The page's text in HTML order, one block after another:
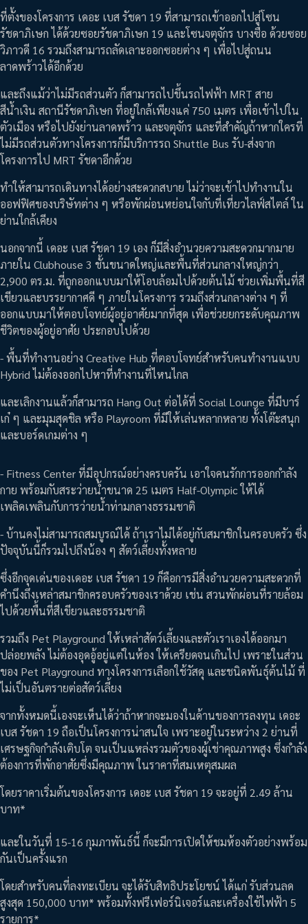
ที่ตั้งของโครงการ เดอะ เบส รัชดา 19 ที่สามารถเข้าออกไปสู่โซน
รัชดาภิเษก ได้ด้วยซอยรัชดาภิเษก 19 และโซนจตุจักร บางซื่อ ด้วยซอย
วิภาวดี 16 รวมถึงสามารถลัดเลาะออกซอยต่าง ๆ เพื่อไปสู่ถนน
ลาดพร้าวได้อีกด้วย
และถึงแม้ว่าไม่มีรถส่วนตัว ก็สามารถไปขึ้นรถไฟฟ้า MRT สาย
สีน้ำเงิน สถานีรัชดาภิเษก ที่อยู่ใกล้เพียงแค่ 750 เมตร เพื่อเข้าไปใน
ตัวเมือง หรือไปยังย่านลาดพร้าว และจตุจักร และที่สำคัญถ้าหากใครที่
ไม่มีรถส่วนตัวทางโครงการก็มีบริการรถ Shuttle Bus รับ-ส่งจาก
โครงการไป MRT รัชดาอีกด้วย
ทำให้สามารถเดินทางได้อย่างสะดวกสบาย ไม่ว่าจะเข้าไปทำงานใน
ออฟฟิศของบริษัทต่าง ๆ หรือพักผ่อนหย่อนใจกับที่เที่ยวไลฟ์สไตล์ ใน
ย่านใกล้เคียง
นอกจากนี้ เดอะ เบส รัชดา 19 เอง ก็มีสิ่งอำนวยความสะดวกมากมาย
ภายใน Clubhouse 3 ชั้นขนาดใหญ่และพื้นที่ส่วนกลางใหญ่กว่า
2,900 ตร.ม. ที่ถูกออกแบบมาให้โอบล้อมไปด้วยต้นไม้ ช่วยเพิ่มพื้นที่สี
เขียวและบรรยากาศดี ๆ ภายในโครงการ รวมถึงส่วนกลางต่าง ๆ ที่
ออกแบบมาให้ตอบโจทย์ผู้อยู่อาศัยมากที่สุด เพื่อช่วยยกระดับคุณภาพ
ชีวิตของผู้อยู่อาศัย ประกอบไปด้วย
- พื้นที่ทำงานอย่าง Creative Hub ที่ตอบโจทย์สำหรับคนทำงานแบบ
Hybrid ไม่ต้องออกไปหาที่ทำงานที่ไหนไกล
และเลิกงานแล้วก็สามารถ Hang Out ต่อได้ที่ Social Lounge ที่มีบาร์
เก๋ ๆ และมุมสุดชิล หรือ Playroom ที่มีให้เล่นหลากหลาย ทั้งโต๊ะสนุก
และบอร์ดเกมต่าง ๆ
- Fitness Center ที่มีอุปกรณ์อย่างครบครัน เอาใจคนรักการออกกำลัง
กาย พร้อมกับสระว่ายน้ำขนาด 25 เมตร Half-Olympic ให้ได้
เพลิดเพลินกับการว่ายน้ำท่ามกลางธรรมชาติ
- บ้านคงไม่สามารถสมบูรณ์ได้ ถ้าเราไม่ได้อยู่กับสมาชิกในครอบครัว ซึ่ง
ปัจจุบันนี้ก็รวมไปถึงน้อง ๆ สัตว์เลี้ยงทั้งหลาย
ซึ่งอีกจุดเด่นของเดอะ เบส รัชดา 19 ก็คือการมีสิ่งอำนวยความสะดวกที่
คำนึงถึงเหล่าสมาชิกครอบครัวของเราด้วย เช่น สวนพักผ่อนที่รายล้อม
ไปด้วยพื้นที่สีเขียวและธรรมชาติ
รวมถึง Pet Playground ให้เหล่าสัตว์เลี้ยงและตัวเราเองได้ออกมา
ปล่อยพลัง ไม่ต้องอุดอู้อยู่แต่ในห้อง ให้เครียดจนเกินไป เพราะในส่วน
ของ Pet Playground ทางโครงการเลือกใช้วัสดุ และชนิดพันธ์ุต้นไม้ ที่
ไม่เป็นอันตรายต่อสัตว์เลี้ยง
จากทั้งหมดนี้เองจะเห็นได้ว่าถ้าหากจะมองในด้านของการลงทุน เดอะ
เบส รัชดา 19 ถือเป็นโครงการน่าสนใจ เพราะอยู่ในระหว่าง 2 ย่านที่
เศรษฐกิจกำลังเติบโต จนเป็นแหล่งรวมตัวของผู้เช่าคุณภาพสูง ซึ่งกำลัง
ต้องการที่พักอาศัยซึ่งมีคุณภาพ ในราคาที่สมเหตุสมผล
โดยราคาเริ่มต้นของโครงการ เดอะ เบส รัชดา 19 จะอยู่ที่ 2.49 ล้าน
บาท*
และในวันที่ 15-16 กุมภาพันธ์นี้ ก็จะมีการเปิดให้ชมห้องตัวอย่างพร้อม
กันเป็นครั้งแรก
โดยสำหรับคนที่ลงทะเบียน จะได้รับสิทธิประโยชน์ ได้แก่ รับส่วนลด
สูงสุด 150,000 บาท* พร้อมทั้งฟรีเฟอร์นิเจอร์และเครื่องใช้ไฟฟ้า 5
รายการ*